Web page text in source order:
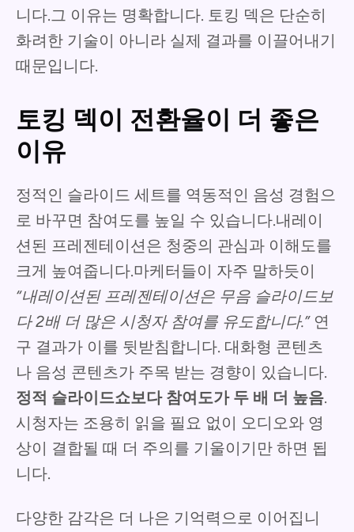
니다.그 이유는 명확합니다. 토킹 덱은 단순히
화려한 기술이 아니라 실제 결과를 이끌어내기
때문입니다.
토킹 덱이 전환율이 더 좋은
이유
정적인 슬라이드 세트를 역동적인 음성 경험으
로 바꾸면 참여도를 높일 수 있습니다.내레이
션된 프레젠테이션은 청중의 관심과 이해도를
크게 높여줍니다.마케터들이 자주 말하듯이
“내레이션된 프레젠테이션은 무음 슬라이드보
다 2배 더 많은 시청자 참여를 유도합니다.”연
구 결과가 이를 뒷받침합니다. 대화형 콘텐츠
나 음성 콘텐츠가 주목 받는 경향이 있습니다.
정적 슬라이드쇼보다 참여도가 두 배 더 높음.
시청자는 조용히 읽을 필요 없이 오디오와 영
상이 결합될 때 더 주의를 기울이기만 하면 됩
니다.
다양한 감각은 더 나은 기억력으로 이어집니